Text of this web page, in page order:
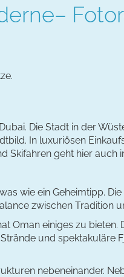
Die Stadt in der
In luxuriösen
Skifahren geht hier auch
wie ein Geheimtipp.
zwischen Tradition
Oman einiges zu bieten.
und spektakuläre
nebeneinander.